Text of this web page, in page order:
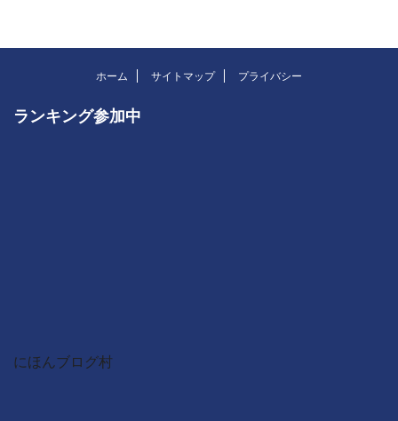
ホーム サイトマップ プライバシー
ランキング参加中
にほんブログ村